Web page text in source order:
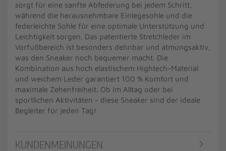
sorgt für eine sanfte Abfederung bei jedem Schritt,
während die herausnehmbare Einlegesohle und die
federleichte Sohle für eine optimale Unterstützung und
Leichtigkeit sorgen. Das patentierte Stretchleder im
Vorfußbereich ist besonders dehnbar und atmungsaktiv,
was den Sneaker noch bequemer macht. Die
Kombination aus hoch elastischem Hightech-Material
und weichem Leder garantiert 100 % Komfort und
maximale Zehenfreiheit. Ob im Alltag oder bei
sportlichen Aktivitäten - diese Sneaker sind der ideale
Begleiter für jeden Tag!
KUNDENMEINUNGEN